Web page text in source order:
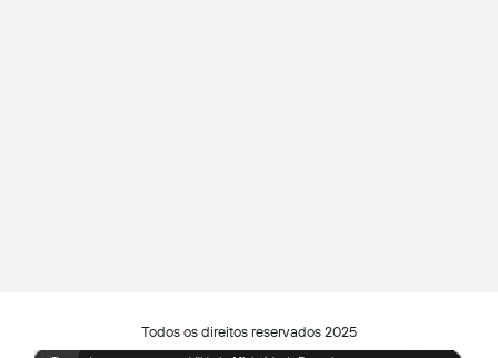
Todos os direitos reservados 2025